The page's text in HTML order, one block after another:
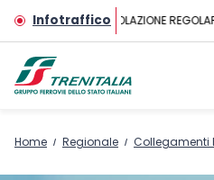
Vai al contenuto principale
InfotrafficoCIRCOLAZIONE
Home Regionale Collegamenti